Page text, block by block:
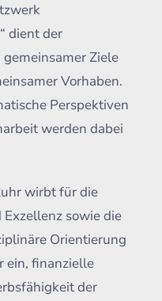
dient der
Ziele
Vorhaben.
Perspektiven
werden dabei
wirbt für die
sowie die
Orientierung
ein, finanzielle
der